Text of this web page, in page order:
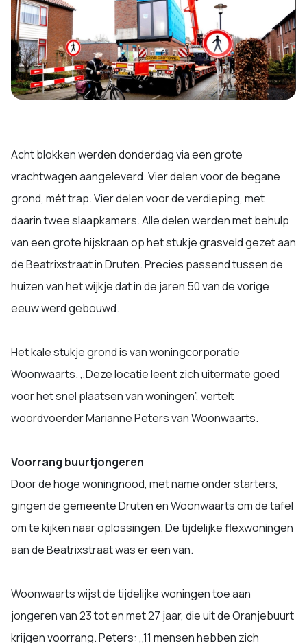
Acht blokken werden donderdag via een grote
vrachtwagen aangeleverd. Vier delen voor de begane
grond, mét trap. Vier delen voor de verdieping, met
daarin twee slaapkamers. Alle delen werden met behulp
van een grote hijskraan op het stukje grasveld gezet aan
de Beatrixstraat in Druten. Precies passend tussen de
huizen van het wijkje dat in de jaren 50 van de vorige
eeuw werd gebouwd.
Het kale stukje grond is van woningcorporatie
Woonwaarts. ,,Deze locatie leent zich uitermate goed
voor het snel plaatsen van woningen”, vertelt
woordvoerder Marianne Peters van Woonwaarts.
Voorrang buurtjongeren
Door de hoge woningnood, met name onder starters,
gingen de gemeente Druten en Woonwaarts om de tafel
om te kijken naar oplossingen. De tijdelijke flexwoningen
aan de Beatrixstraat was er een van.
Woonwaarts wijst de tijdelijke woningen toe aan
jongeren van 23 tot en met 27 jaar, die uit de Oranjebuurt
krijgen voorrang. Peters: ,,11 mensen hebben zich